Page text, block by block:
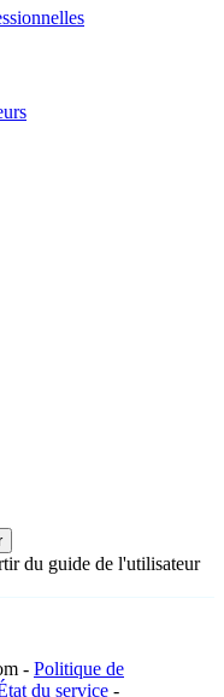
du guide de l'utilisateur
- Politique de
du service -